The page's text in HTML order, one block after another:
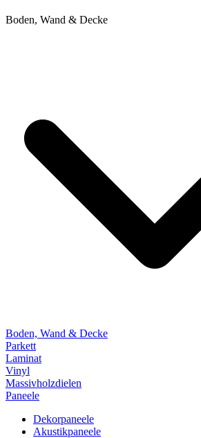
Boden, Wand & Decke
Boden, Wand & Decke
Parkett
Laminat
Vinyl
Massivholzdielen
Paneele
Dekorpaneele
Akustikpaneele